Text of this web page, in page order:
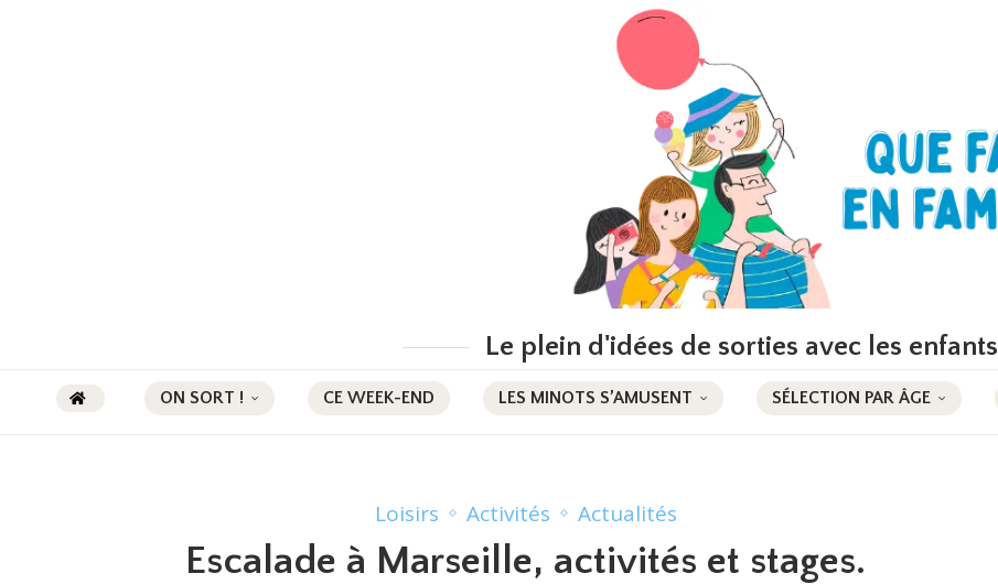
Le plein d'idées de sorties avec les enfants
ON SORT ! CE WEEK-END LES MINOTS S’AMUSENT SÉLECTION PAR ÂGE
Loisirs Activités Actualités
Escalade à Marseille, activités et stages.